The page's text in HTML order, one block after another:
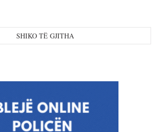
SHIKO TË GJITHA